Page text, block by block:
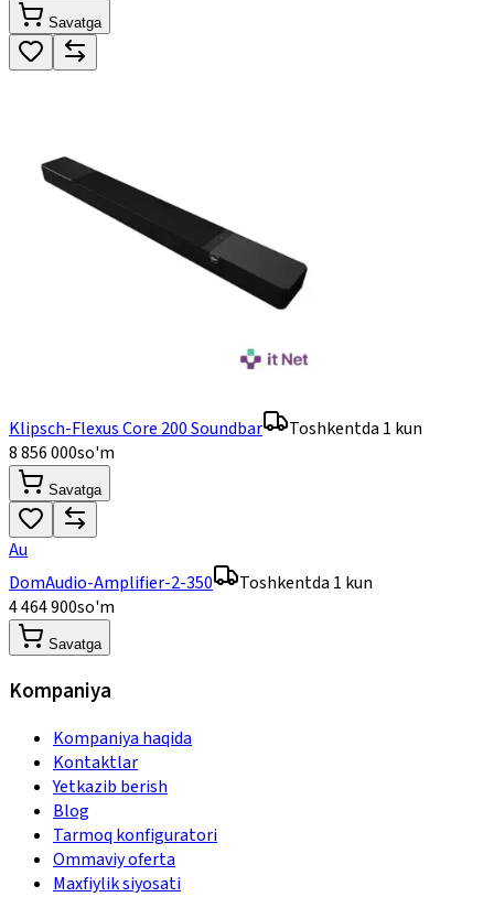
Savatga
Klipsch-Flexus Core 200 Soundbar
Toshkentda 1 kun
8 856 000so'm
Savatga
Au
DomAudio-Amplifier-2-350
Toshkentda 1 kun
4 464 900so'm
Savatga
Kompaniya
Kompaniya haqida
Kontaktlar
Yetkazib berish
Blog
Tarmoq konfiguratori
Ommaviy oferta
Maxfiylik siyosati